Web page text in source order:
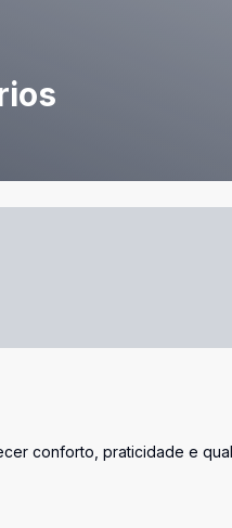
conforto, praticidade e